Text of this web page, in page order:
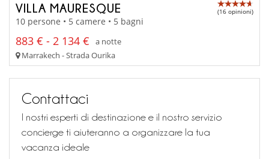
VILLA MAURESQUE (16 opinioni)
10 persone • 5 camere • 5 bagni
883 € - 2 134 €
a notte
Marrakech - Strada Ourika
Contattaci
I nostri esperti di destinazione e il nostro servizio
concierge ti aiuteranno a organizzare la tua
vacanza ideale